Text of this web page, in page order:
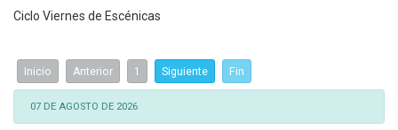
Ciclo Viernes de Escénicas
Inicio Anterior 1 Siguiente Fin
07 DE AGOSTO DE 2026